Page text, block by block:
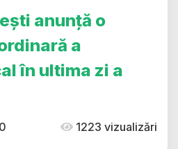
anunță o
a
în ultima zi a
1223 vizualizări